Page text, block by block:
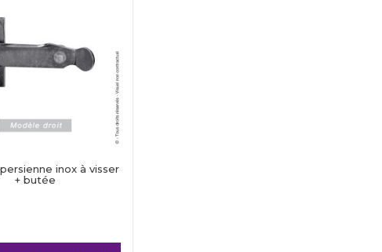
inox à visser
+ butée